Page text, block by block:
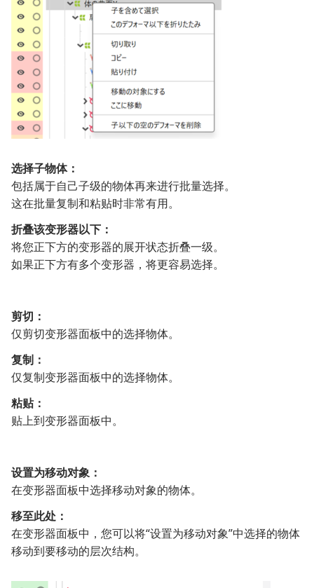
选择子物体：
包括属于自己子级的物体再来进行批量选择。
这在批量复制和粘贴时非常有用。
折叠该变形器以下：
将您正下方的变形器的展开状态折叠一级。
如果正下方有多个变形器，将更容易选择。
剪切：
仅剪切变形器面板中的选择物体。
复制：
仅复制变形器面板中的选择物体。
粘贴：
贴上到变形器面板中。
设置为移动对象：
在变形器面板中选择移动对象的物体。
移至此处：
在变形器面板中，您可以将“设置为移动对象”中选择的物体
移动到要移动的层次结构。